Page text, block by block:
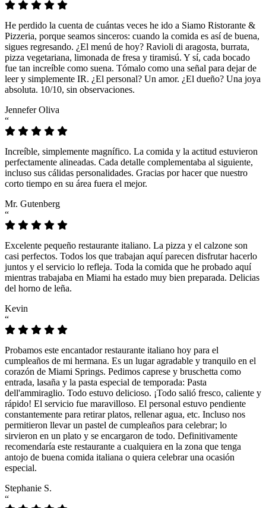
He perdido la cuenta de cuántas veces he ido a Siamo Ristorante &
Pizzeria, porque seamos sinceros: cuando la comida es así de buena,
sigues regresando. ¿El menú de hoy? Ravioli di aragosta, burrata,
pizza vegetariana, limonada de fresa y tiramisú. Y sí, cada bocado
fue tan increíble como suena. Tómalo como una señal para dejar de
leer y simplemente IR. ¿El personal? Un amor. ¿El dueño? Una joya
absoluta. 10/10, sin observaciones.
Jennefer Oliva
“
Increíble, simplemente magnífico. La comida y la actitud estuvieron
perfectamente alineadas. Cada detalle complementaba al siguiente,
incluso sus cálidas personalidades. Gracias por hacer que nuestro
corto tiempo en su área fuera el mejor.
Mr. Gutenberg
“
Excelente pequeño restaurante italiano. La pizza y el calzone son
casi perfectos. Todos los que trabajan aquí parecen disfrutar hacerlo
juntos y el servicio lo refleja. Toda la comida que he probado aquí
mientras trabajaba en Miami ha estado muy bien preparada. Delicias
del horno de leña.
Kevin
“
Probamos este encantador restaurante italiano hoy para el
cumpleaños de mi hermana. Es un lugar agradable y tranquilo en el
corazón de Miami Springs. Pedimos caprese y bruschetta como
entrada, lasaña y la pasta especial de temporada: Pasta
dell'ammiraglio. Todo estuvo delicioso. ¡Todo salió fresco, caliente y
rápido! El servicio fue maravilloso. El personal estuvo pendiente
constantemente para retirar platos, rellenar agua, etc. Incluso nos
permitieron llevar un pastel de cumpleaños para celebrar; lo
sirvieron en un plato y se encargaron de todo. Definitivamente
recomendaría este restaurante a cualquiera en la zona que tenga
antojo de buena comida italiana o quiera celebrar una ocasión
especial.
Stephanie S.
“